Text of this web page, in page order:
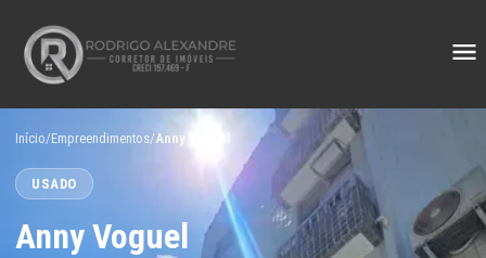
Início/Empreendimentos/Anny Voguel
USADO
Anny Voguel